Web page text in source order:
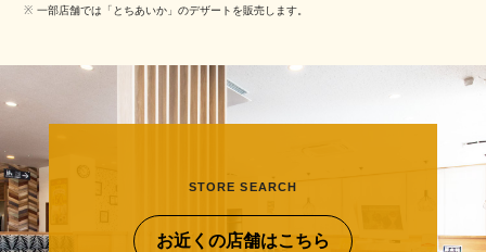
一部店舗では「とちあいか」のデザートを販売します。
STORE SEARCH
お近くの店舗はこちら